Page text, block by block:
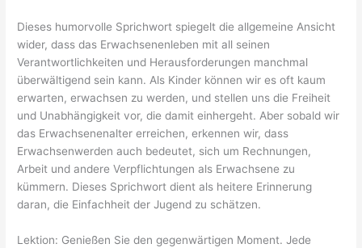
Dieses humorvolle Sprichwort spiegelt die allgemeine Ansicht
wider, dass das Erwachsenenleben mit all seinen
Verantwortlichkeiten und Herausforderungen manchmal
überwältigend sein kann. Als Kinder können wir es oft kaum
erwarten, erwachsen zu werden, und stellen uns die Freiheit
und Unabhängigkeit vor, die damit einhergeht. Aber sobald wir
das Erwachsenenalter erreichen, erkennen wir, dass
Erwachsenwerden auch bedeutet, sich um Rechnungen,
Arbeit und andere Verpflichtungen als Erwachsene zu
kümmern. Dieses Sprichwort dient als heitere Erinnerung
daran, die Einfachheit der Jugend zu schätzen.
Lektion: Genießen Sie den gegenwärtigen Moment. Jede